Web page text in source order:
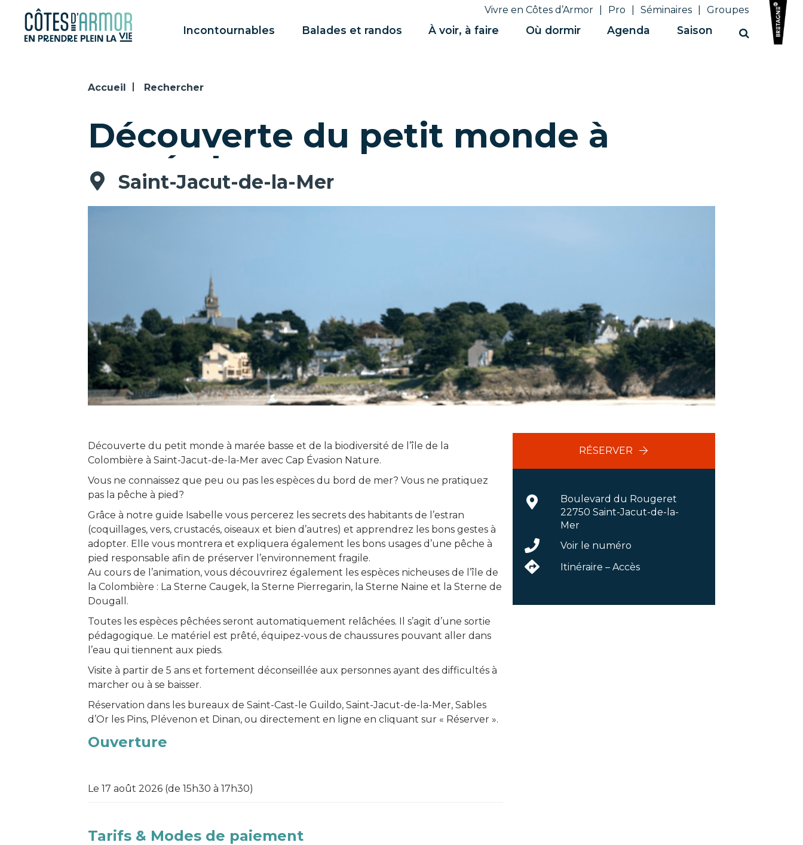
Panneau de gestion des cookies Vivre en Côtes d’Armor Pro Séminaires Groupes
Incontournables Balades et randos À voir, à faire Où dormir Agenda Saison
Accueil Rechercher
Découverte du petit monde à
marée basse
Saint-Jacut-de-la-Mer
Découverte du petit monde à marée basse et de la biodiversité de l’île de la
Colombière à Saint-Jacut-de-la-Mer avec Cap Évasion Nature.
Vous ne connaissez que peu ou pas les espèces du bord de mer? Vous ne pratiquez
pas la pêche à pied?
Grâce à notre guide Isabelle vous percerez les secrets des habitants de l’estran
(coquillages, vers, crustacés, oiseaux et bien d’autres) et apprendrez les bons gestes à
adopter. Elle vous montrera et expliquera également les bons usages d’une pêche à
pied responsable afin de préserver l’environnement fragile.
Au cours de l’animation, vous découvrirez également les espèces nicheuses de l’île de
la Colombière : La Sterne Caugek, la Sterne Pierregarin, la Sterne Naine et la Sterne de
Dougall.
Toutes les espèces pêchées seront automatiquement relâchées. Il s’agit d’une sortie
pédagogique. Le matériel est prêté, équipez-vous de chaussures pouvant aller dans
l’eau qui tiennent aux pieds.
Visite à partir de 5 ans et fortement déconseillée aux personnes ayant des difficultés à
marcher ou à se baisser.
Réservation dans les bureaux de Saint-Cast-le Guildo, Saint-Jacut-de-la-Mer, Sables
d’Or les Pins, Plévenon et Dinan, ou directement en ligne en cliquant sur « Réserver ».
Ouverture
Le 17 août 2026 (de 15h30 à 17h30)
Tarifs & Modes de paiement
RÉSERVER
Boulevard du Rougeret
22750 Saint-Jacut-de-la-
Mer
Voir le numéro
Itinéraire – Accès